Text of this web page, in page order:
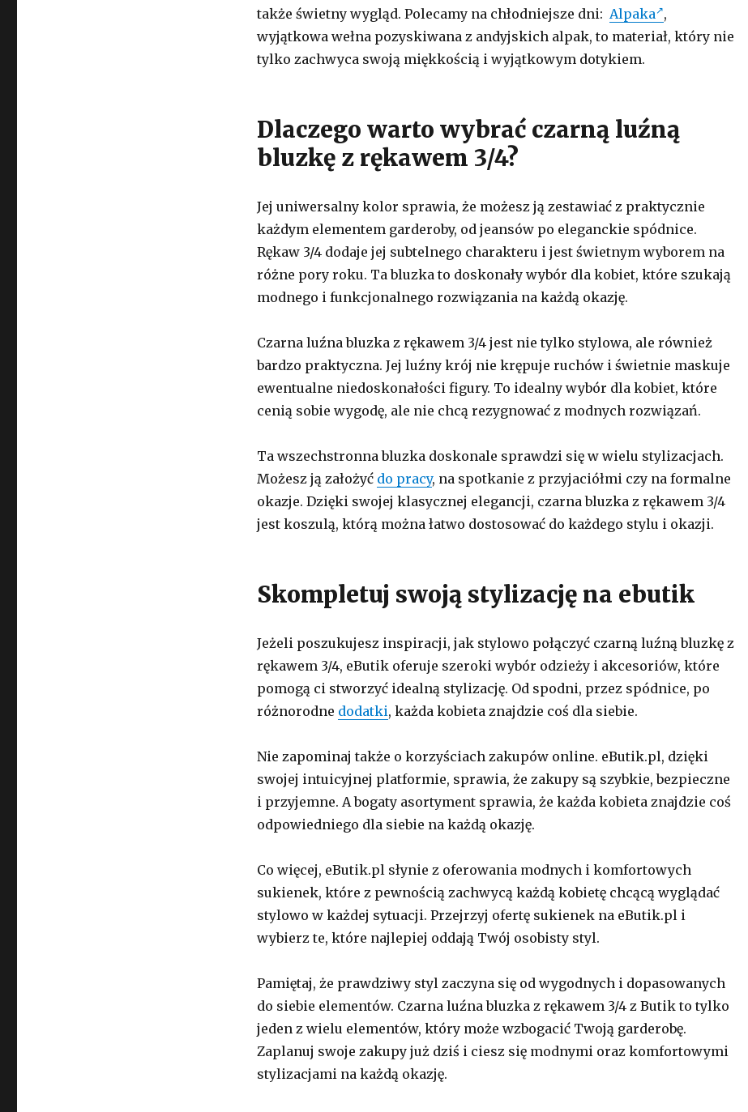
także świetny wygląd. Polecamy na chłodniejsze dni: Alpaka ,
wyjątkowa wełna pozyskiwana z andyjskich alpak, to materiał, który nie
tylko zachwyca swoją miękkością i wyjątkowym dotykiem.
Dlaczego warto wybrać czarną luźną
bluzkę z rękawem 3/4?
Jej uniwersalny kolor sprawia, że możesz ją zestawiać z praktycznie
każdym elementem garderoby, od jeansów po eleganckie spódnice.
Rękaw 3/4 dodaje jej subtelnego charakteru i jest świetnym wyborem na
różne pory roku. Ta bluzka to doskonały wybór dla kobiet, które szukają
modnego i funkcjonalnego rozwiązania na każdą okazję.
Czarna luźna bluzka z rękawem 3/4 jest nie tylko stylowa, ale również
bardzo praktyczna. Jej luźny krój nie krępuje ruchów i świetnie maskuje
ewentualne niedoskonałości figury. To idealny wybór dla kobiet, które
cenią sobie wygodę, ale nie chcą rezygnować z modnych rozwiązań.
Ta wszechstronna bluzka doskonale sprawdzi się w wielu stylizacjach.
Możesz ją założyć do pracy, na spotkanie z przyjaciółmi czy na formalne
okazje. Dzięki swojej klasycznej elegancji, czarna bluzka z rękawem 3/4
jest koszulą, którą można łatwo dostosować do każdego stylu i okazji.
Skompletuj swoją stylizację na ebutik
Jeżeli poszukujesz inspiracji, jak stylowo połączyć czarną luźną bluzkę z
rękawem 3/4, eButik oferuje szeroki wybór odzieży i akcesoriów, które
pomogą ci stworzyć idealną stylizację. Od spodni, przez spódnice, po
różnorodne dodatki, każda kobieta znajdzie coś dla siebie.
Nie zapominaj także o korzyściach zakupów online. eButik.pl, dzięki
swojej intuicyjnej platformie, sprawia, że zakupy są szybkie, bezpieczne
i przyjemne. A bogaty asortyment sprawia, że każda kobieta znajdzie coś
odpowiedniego dla siebie na każdą okazję.
Co więcej, eButik.pl słynie z oferowania modnych i komfortowych
sukienek, które z pewnością zachwycą każdą kobietę chcącą wyglądać
stylowo w każdej sytuacji. Przejrzyj ofertę sukienek na eButik.pl i
wybierz te, które najlepiej oddają Twój osobisty styl.
Pamiętaj, że prawdziwy styl zaczyna się od wygodnych i dopasowanych
do siebie elementów. Czarna luźna bluzka z rękawem 3/4 z Butik to tylko
jeden z wielu elementów, który może wzbogacić Twoją garderobę.
Zaplanuj swoje zakupy już dziś i ciesz się modnymi oraz komfortowymi
stylizacjami na każdą okazję.